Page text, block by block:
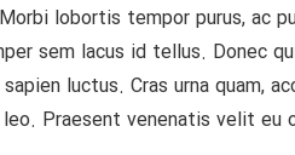
lobortis tempor purus, ac
sem lacus id tellus. Donec
luctus. Cras urna quam,
Praesent venenatis velit